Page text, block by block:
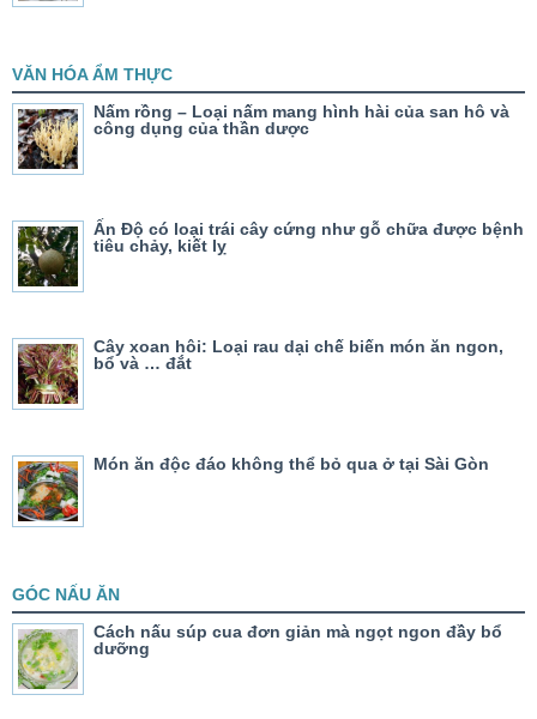
VĂN HÓA ẨM THỰC
Nấm rồng – Loại nấm mang hình hài của san hô và
công dụng của thần dược
Ấn Độ có loại trái cây cứng như gỗ chữa được bệnh
tiêu chảy, kiết lỵ
Cây xoan hôi: Loại rau dại chế biến món ăn ngon,
bổ và … đắt
Món ăn độc đáo không thể bỏ qua ở tại Sài Gòn
GÓC NẤU ĂN
Cách nấu súp cua đơn giản mà ngọt ngon đầy bổ
dưỡng